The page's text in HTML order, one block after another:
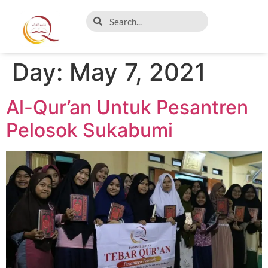
Day: May 7, 2021
Al-Qur’an Untuk Pesantren
Pelosok Sukabumi